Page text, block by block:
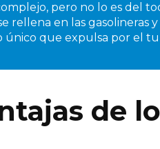
pero no lo es del
rellena en las
único que expulsa por el
de